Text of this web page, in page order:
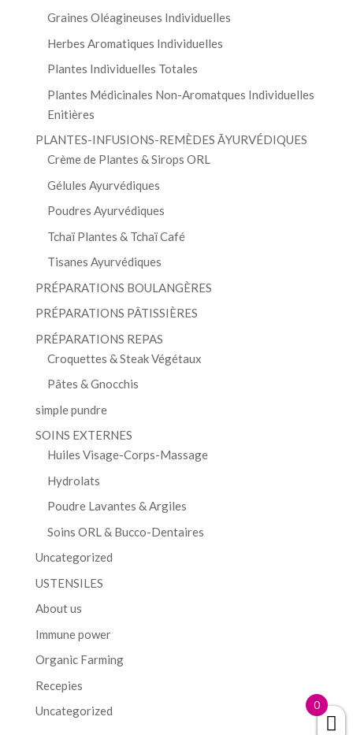
Graines Oléagineuses Individuelles
Herbes Aromatiques Individuelles
Plantes Individuelles Totales
Plantes Médicinales Non-Aromatques Individuelles
Enitières
PLANTES-INFUSIONS-REMÈDES ĀYURVÉDIQUES
Crème de Plantes & Sirops ORL
Gélules Ayurvédiques
Poudres Ayurvédiques
Tchaï Plantes & Tchaï Café
Tisanes Ayurvédiques
PRÉPARATIONS BOULANGÈRES
PRÉPARATIONS PÂTISSIÈRES
PRÉPARATIONS REPAS
Croquettes & Steak Végétaux
Pâtes & Gnocchis
simple pundre
SOINS EXTERNES
Huiles Visage-Corps-Massage
Hydrolats
Poudre Lavantes & Argiles
Soins ORL & Bucco-Dentaires
Uncategorized
USTENSILES
About us
Immune power
Organic Farming
Recepies
Uncategorized
0